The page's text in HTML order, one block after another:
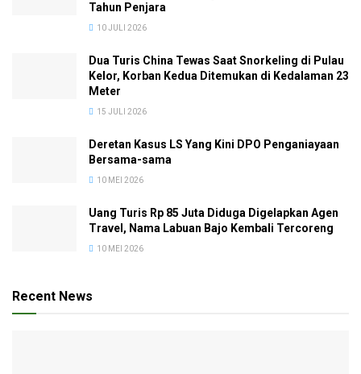
Tahun Penjara
10 JULI 2026
Dua Turis China Tewas Saat Snorkeling di Pulau
Kelor, Korban Kedua Ditemukan di Kedalaman 23
Meter
15 JULI 2026
Deretan Kasus LS Yang Kini DPO Penganiayaan
Bersama-sama
10 MEI 2026
Uang Turis Rp 85 Juta Diduga Digelapkan Agen
Travel, Nama Labuan Bajo Kembali Tercoreng
10 MEI 2026
Recent News